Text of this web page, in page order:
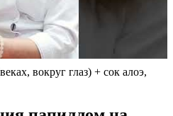
вокруг глаз) + сок алоэ,